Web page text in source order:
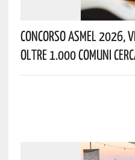
Concorso Asmel 2026,
Oltre 1.000 Comuni